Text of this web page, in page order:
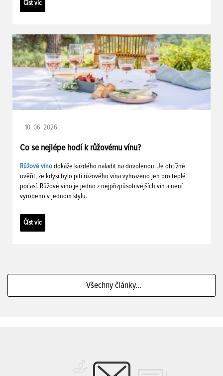
Číst víc
10. 06. 2026
Co se nejlépe hodí k růžovému vínu?
Růžové víno dokáže každého naladit na dovolenou. Je obtížné
uvěřit, že kdysi bylo pití růžového vína vyhrazeno jen pro teplé
počasí. Růžové víno je jedno z nejpřizpůsobivějších vín a není
vyrobeno v jednom stylu.
Číst víc
Všechny články...